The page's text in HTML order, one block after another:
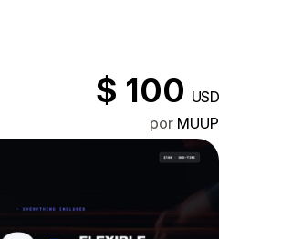
$ 100 USD
por MUUP